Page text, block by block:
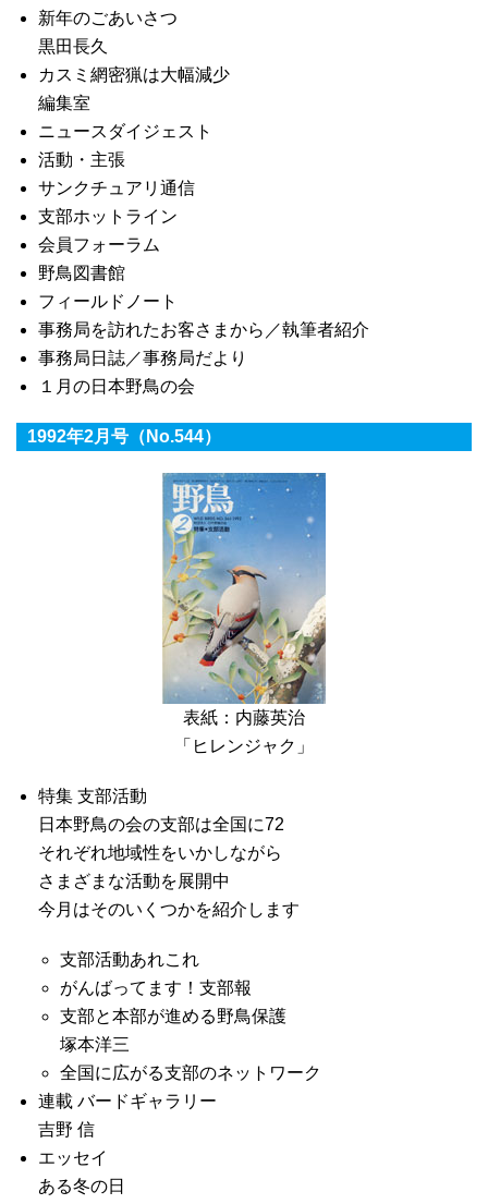
新年のごあいさつ
黒田長久
カスミ網密猟は大幅減少
編集室
ニュースダイジェスト
活動・主張
サンクチュアリ通信
支部ホットライン
会員フォーラム
野鳥図書館
フィールドノート
事務局を訪れたお客さまから／執筆者紹介
事務局日誌／事務局だより
１月の日本野鳥の会
1992年2月号（No.544）
表紙：内藤英治
「ヒレンジャク」
特集 支部活動
日本野鳥の会の支部は全国に72
それぞれ地域性をいかしながら
さまざまな活動を展開中
今月はそのいくつかを紹介します
支部活動あれこれ
がんばってます！支部報
支部と本部が進める野鳥保護
塚本洋三
全国に広がる支部のネットワーク
連載 バードギャラリー
吉野 信
エッセイ
ある冬の日